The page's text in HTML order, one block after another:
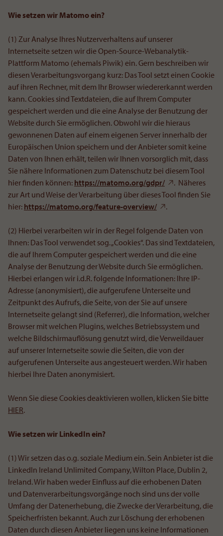
Wie setzen wir Matomo ein?
(1) Zur Analyse Ihres Nutzerverhaltens auf unserer
Internetseite setzen wir die Open-Source-Webanalytik-
Plattform Matomo (ehemals Piwik) ein. Gern beschreiben wir
diesen Verarbeitungsvorgang kurz: Das Tool setzt einen Cookie
auf ihren Rechner, mit dem Ihr Browser wiedererkannt werden
kann. Cookies sind Textdateien, die auf Ihrem Computer
gespeichert werden und die eine Analyse der Benutzung der
Website durch Sie ermöglichen. Obwohl wir die hieraus
gewonnenen Daten auf einem eigenen Server innerhalb der
Europäischen Union speichern und der Anbieter somit keine
Daten von Ihnen erhält, teilen wir Ihnen vorsorglich mit, dass
Sie nähere Informationen zum Datenschutz bei diesem Tool
hier finden können: https://matomo.org/gdpr/
. Näheres
zur Art und Weise der Verarbeitung über dieses Tool finden Sie
hier: https://matomo.org/feature-overview/ .
(2) Hierbei verarbeiten wir in der Regel folgende Daten von
Ihnen: Das Tool verwendet sog. „Cookies“. Das sind Textdateien,
die auf Ihrem Computer gespeichert werden und die eine
Analyse der Benutzung der Website durch Sie ermöglichen.
Hierbei erlangen wir i.d.R. folgende Informationen: Ihre IP-
Adresse (anonymisiert), die aufgerufene Unterseite und
Zeitpunkt des Aufrufs, die Seite, von der Sie auf unsere
Internetseite gelangt sind (Referrer), die Information, welcher
Browser mit welchen Plugins, welches Betriebssystem und
welche Bildschirmauflösung genutzt wird, die Verweildauer
auf unserer Internetseite sowie die Seiten, die von der
aufgerufenen Unterseite aus angesteuert werden. Wir haben
hierbei Ihre Daten anonymisiert.
Wenn Sie diese Cookies deaktivieren wollen, klicken Sie bitte
HIER.
Wie setzen wir LinkedIn ein?
(1) Wir setzen das o.g. soziale Medium ein. Sein Anbieter ist die
LinkedIn Ireland Unlimited Company, Wilton Place, Dublin 2,
Ireland. Wir haben weder Einfluss auf die erhobenen Daten
und Datenverarbeitungsvorgänge noch sind uns der volle
Umfang der Datenerhebung, die Zwecke der Verarbeitung, die
Speicherfristen bekannt. Auch zur Löschung der erhobenen
Daten durch diesen Anbieter liegen uns keine Informationen